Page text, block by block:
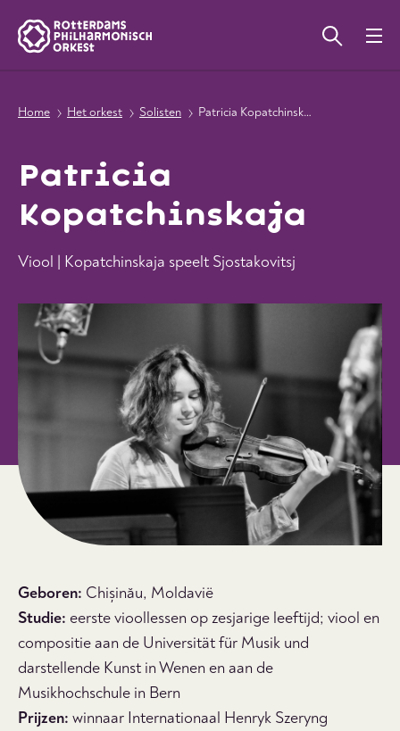
Home Het orkest Solisten Patricia Kopatchinskaja
Patricia
Kopatchinskaja
Viool | Kopatchinskaja speelt Sjostakovitsj
Geboren: Chișinău, Moldavië
Studie: eerste vioollessen op zesjarige leeftijd; viool en
compositie aan de Universität für Musik und
darstellende Kunst in Wenen en aan de
Musikhochschule in Bern
Prijzen: winnaar Internationaal Henryk Szeryng